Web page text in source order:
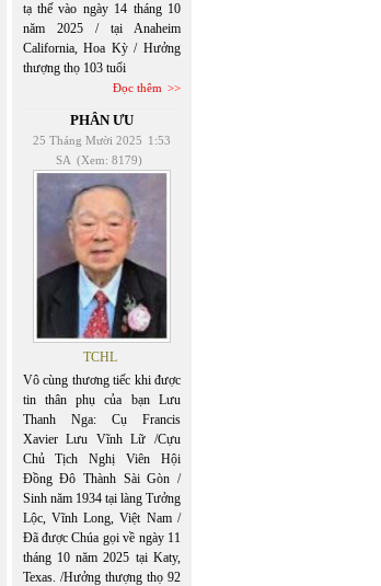
tạ thế vào ngày 14 tháng 10
năm 2025 / tại Anaheim
California, Hoa Kỳ / Hưởng
thượng thọ 103 tuổi
Đọc thêm
PHÂN ƯU
25 Tháng Mười 2025 1:53
SA (Xem: 8179)
TCHL
Vô cùng thương tiếc khi được
tin thân phụ của bạn Lưu
Thanh Nga: Cụ Francis
Xavier Lưu Vĩnh Lữ /Cựu
Chủ Tịch Nghị Viên Hội
Đồng Đô Thành Sài Gòn /
Sinh năm 1934 tại làng Tưởng
Lộc, Vĩnh Long, Việt Nam /
Đã được Chúa gọi về ngày 11
tháng 10 năm 2025 tại Katy,
Texas. /Hưởng thượng thọ 92